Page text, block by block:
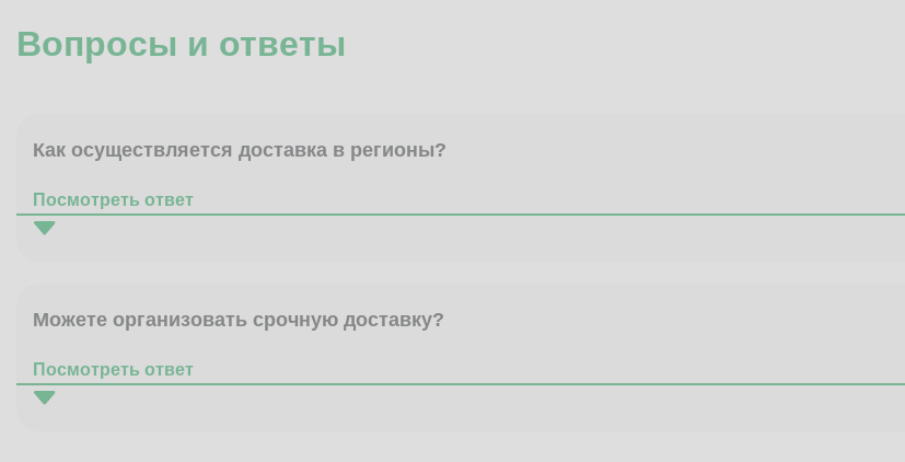
Вопросы и ответы
Как осуществляется доставка в регионы?
Посмотреть ответ
Можете организовать срочную доставку?
Посмотреть ответ